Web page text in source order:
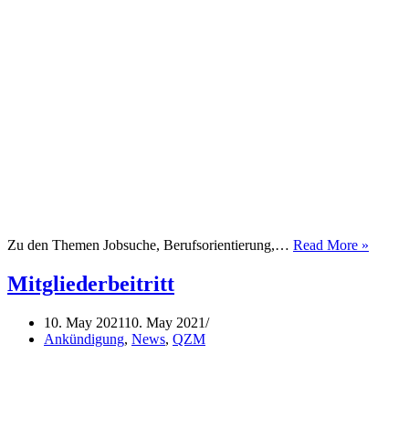
Zu den Themen Jobsuche, Berufsorientierung,… Read More »
Mitgliederbeitritt
10. May 202110. May 2021
Ankündigung, News, QZM